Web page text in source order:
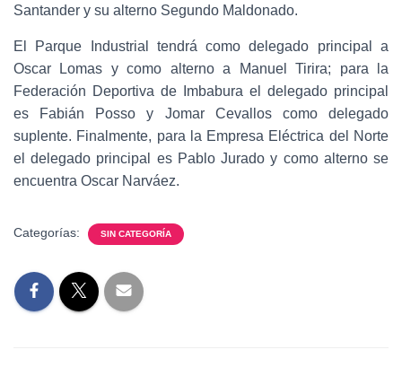
Santander y su alterno Segundo Maldonado.
El Parque Industrial tendrá como delegado principal a
Oscar Lomas y como alterno a Manuel Tirira; para la
Federación Deportiva de Imbabura el delegado principal
es Fabián Posso y Jomar Cevallos como delegado
suplente. Finalmente, para la Empresa Eléctrica del Norte
el delegado principal es Pablo Jurado y como alterno se
encuentra Oscar Narváez.
Categorías: SIN CATEGORÍA